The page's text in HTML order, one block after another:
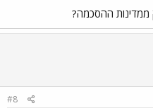
ממדינות ההסכמה?
#8